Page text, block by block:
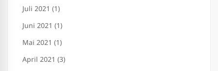
Juli 2021 (1)
Juni 2021 (1)
Mai 2021 (1)
April 2021 (3)